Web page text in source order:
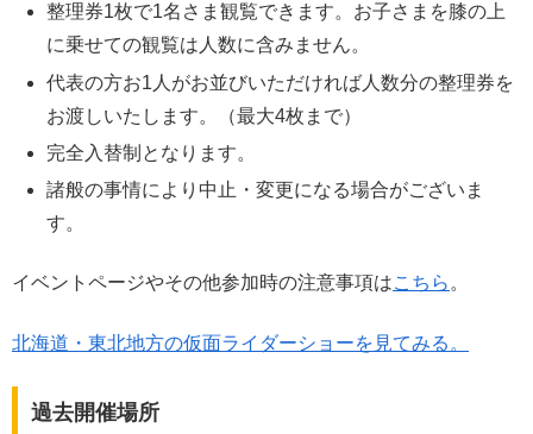
整理券1枚で1名さま観覧できます。お子さまを膝の上
に乗せての観覧は人数に含みません。
代表の方お1人がお並びいただければ人数分の整理券を
お渡しいたします。（最大4枚まで）
完全入替制となります。
諸般の事情により中止・変更になる場合がございま
す。
イベントページやその他参加時の注意事項はこちら 。
北海道・東北地方の仮面ライダーショーを見てみる。
過去開催場所